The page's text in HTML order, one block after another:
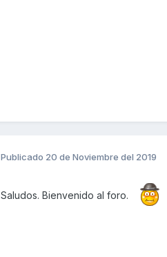
Publicado 20 de Noviembre del 2019
Saludos. Bienvenido al foro.